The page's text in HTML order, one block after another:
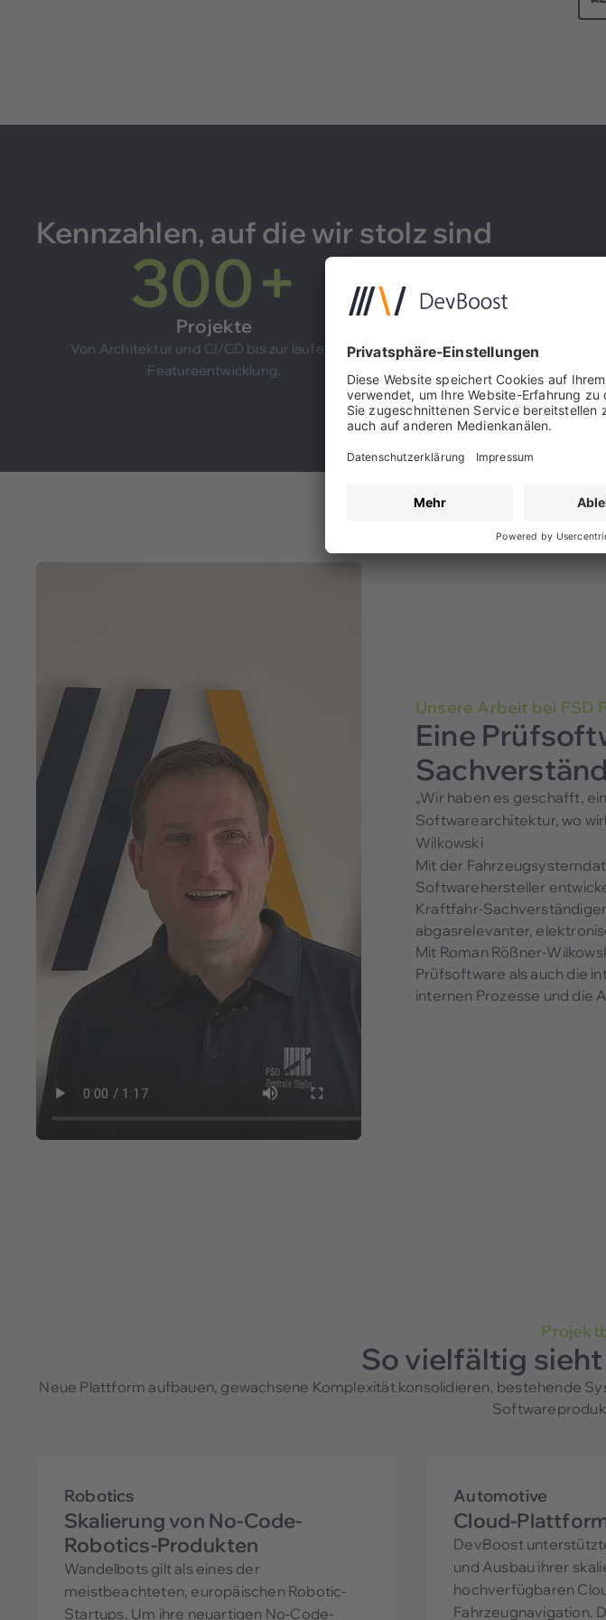
Kennzahlen, auf die wir stolz sind
300+
Projekte
Von Architektur und CI/CD bis zur laufenden
Featureentwicklung.
Softwarehersteller aus
Unsere Arbeit bei FSD
Eine
„Wir haben es geschafft,
Softwarearchitektur, wo
Wilkowski
Mit der
Softwarehersteller
Kraftfahr-
abgasrelevanter,
Mit Roman Rößner-
Prüfsoftware als auch die
internen Prozesse und die
So vielfältig
Neue Plattform aufbauen, gewachsene Komplexität konsolidieren, bestehende
Robotics
Skalierung von No-Code-
Robotics-Produkten
Wandelbots gilt als eines der
meistbeachteten, europäischen Robotic-
Startups. Um ihre neuartigen No-Code-
Automotive
Cloud-
DevBoost
und Ausbau ihrer
hochverfügbaren
Fahrzeugnavigation.